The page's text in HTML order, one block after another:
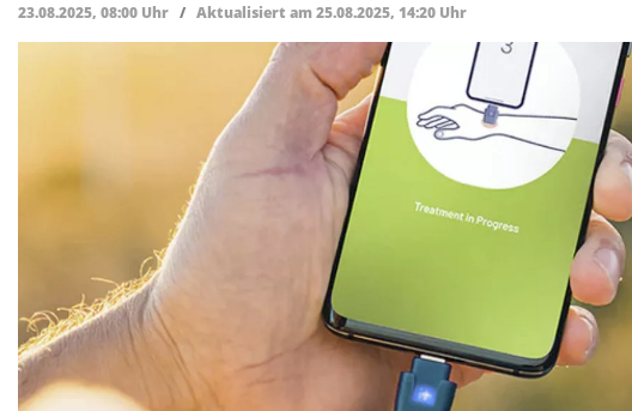
23.08.2025, 08:00 Uhr / Aktualisiert am 25.08.2025, 14:20 Uhr